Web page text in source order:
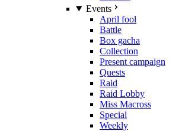
Events
April fool
Battle
Box gacha
Collection
Present campaign
Quests
Raid
Raid Lobby
Miss Macross
Special
Weekly